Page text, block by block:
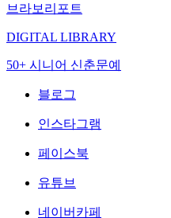
브라보리포트
DIGITAL LIBRARY
50+ 시니어 신춘문예
블로그
인스타그램
페이스북
유튜브
네이버카페